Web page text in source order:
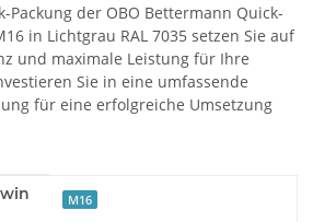
Packung der OBO Bettermann Quick-
in Lichtgrau RAL 7035 setzen Sie auf
und maximale Leistung für Ihre
Sie in eine umfassende
für eine erfolgreiche Umsetzung
M16